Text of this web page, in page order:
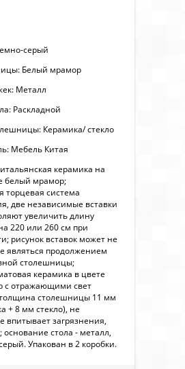
серый
Белый мрамор
Металл
Раскладной
Керамика/ стекло
Мебель Китая
керамика на
белый мрамор;
торцевая система
две независимые вставки
увеличить длину
220 или 260 см при
рисунок вставок может не
являться продолжением
столешницы;
керамика в цвете
с отражающими свет
столешницы 11 мм
+ 8 мм стекло), не
впитывает загрязнения,
основание стола - металл,
Упакован в 2 коробки.